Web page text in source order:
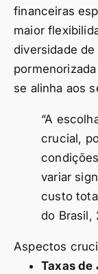
financeiras
maior
diversidade
se alinha aos
“A
crucial,
variar
custo
do Brasil,
Aspectos
Taxas de